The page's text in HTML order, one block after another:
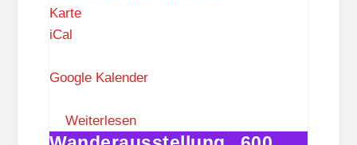
KarteF
u
S
t
iCal
Google Kalender
Weiterlesen
Wanderausstellung